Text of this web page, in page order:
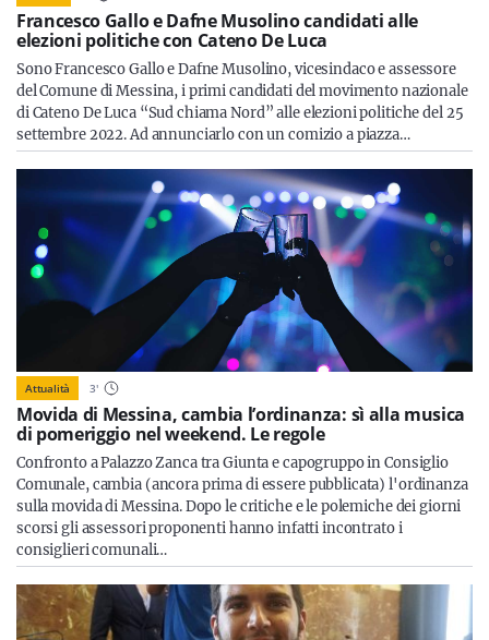
Francesco Gallo e Dafne Musolino candidati alle
elezioni politiche con Cateno De Luca
Sono Francesco Gallo e Dafne Musolino, vicesindaco e assessore
del Comune di Messina, i primi candidati del movimento nazionale
di Cateno De Luca “Sud chiama Nord” alle elezioni politiche del 25
settembre 2022. Ad annunciarlo con un comizio a piazza…
Attualità 3'
Movida di Messina, cambia l’ordinanza: sì alla musica
di pomeriggio nel weekend. Le regole
Confronto a Palazzo Zanca tra Giunta e capogruppo in Consiglio
Comunale, cambia (ancora prima di essere pubblicata) l'ordinanza
sulla movida di Messina. Dopo le critiche e le polemiche dei giorni
scorsi gli assessori proponenti hanno infatti incontrato i
consiglieri comunali…